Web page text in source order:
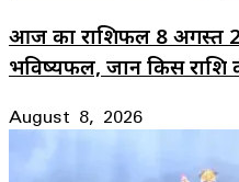
आज का राशिफल 8 अगस्त
भविष्यफल, जानें किस राशि
August 8, 2026